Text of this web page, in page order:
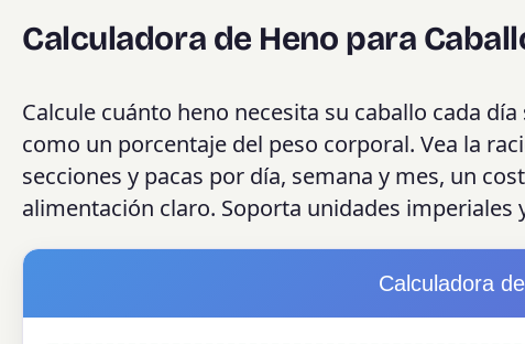
Calculadora de Heno para
Calcule cuánto heno necesita su caballo cada
como un porcentaje del peso corporal. Vea la
secciones y pacas por día, semana y mes, un
alimentación claro. Soporta unidades
Calculadora